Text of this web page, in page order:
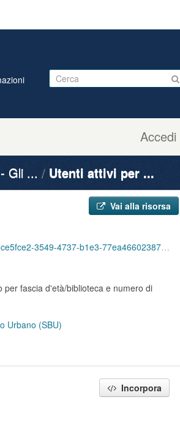
Accedi
Gli ... Utenti attivi per ...
Vai alla risorsa
download/ute_attivi_fet_75_84_bib_sbu_01_202207.csv
fascia d'età/biblioteca e numero di
Urbano (SBU)
Incorpora